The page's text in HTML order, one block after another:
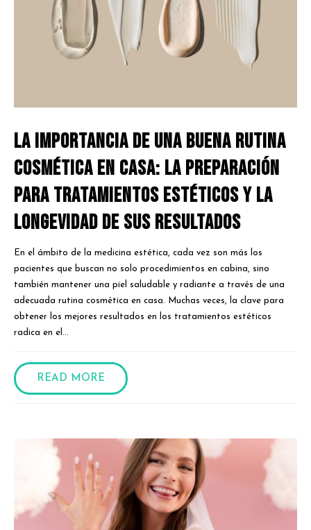
La Importancia de una Buena Rutina
Cosmética en Casa: La Preparación
para Tratamientos Estéticos y la
Longevidad de sus Resultados
En el ámbito de la medicina estética, cada vez son más los
pacientes que buscan no solo procedimientos en cabina, sino
también mantener una piel saludable y radiante a través de una
adecuada rutina cosmética en casa. Muchas veces, la clave para
obtener los mejores resultados en los tratamientos estéticos
radica en el...
READ MORE